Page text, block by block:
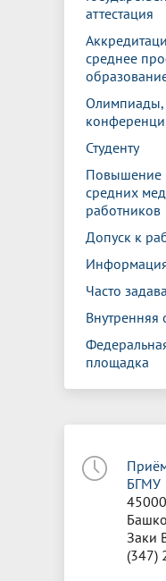
аттестация
среднее
Олимпиады,
Студенту
Повышение
средних
работников
Допуск к
Часто
Внутренняя
площадка
БГМУ
Заки
(347)